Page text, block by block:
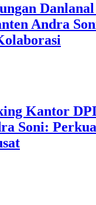
Andra
Kantor
Soni: